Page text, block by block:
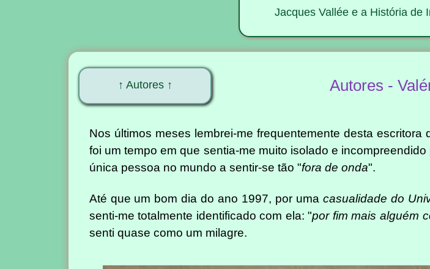
Jacques Vallée e a História de
↑ Autores ↑ Autores -
Nos últimos meses lembrei-me frequentemente desta
foi um tempo em que sentia-me muito isolado e
única pessoa no mundo a sentir-se tão "fora de onda".
Até que um bom dia do ano 1997, por umacasualidade do
senti-me totalmente identificado com ela: "por fim mais alguém
senti quase como um milagre.